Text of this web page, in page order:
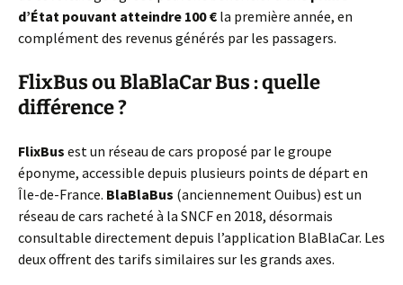
d’État pouvant atteindre 100 € la première année, en
complément des revenus générés par les passagers.
FlixBus ou BlaBlaCar Bus : quelle
différence ?
FlixBus est un réseau de cars proposé par le groupe
éponyme, accessible depuis plusieurs points de départ en
Île-de-France. BlaBlaBus (anciennement Ouibus) est un
réseau de cars racheté à la SNCF en 2018, désormais
consultable directement depuis l’application BlaBlaCar. Les
deux offrent des tarifs similaires sur les grands axes.